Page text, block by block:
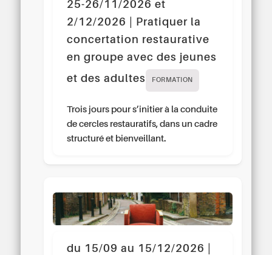
25-26/11/2026 et
2/12/2026 | Pratiquer la
concertation restaurative
en groupe avec des jeunes
et des adultes
FORMATION
Trois jours pour s’initier à la conduite
de cercles restauratifs, dans un cadre
structuré et bienveillant.
du 15/09 au 15/12/2026 |